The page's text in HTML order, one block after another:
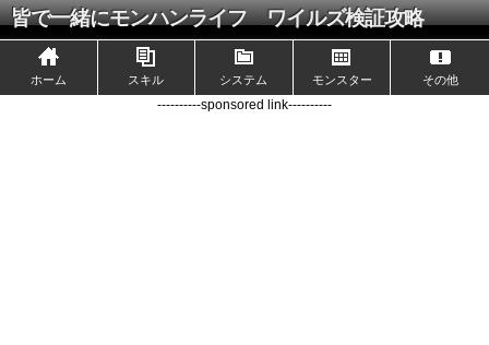
皆で一緒にモンハンライフ ワイルズ検証攻略
ホーム スキル システム モンスター その他
----------sponsored link----------